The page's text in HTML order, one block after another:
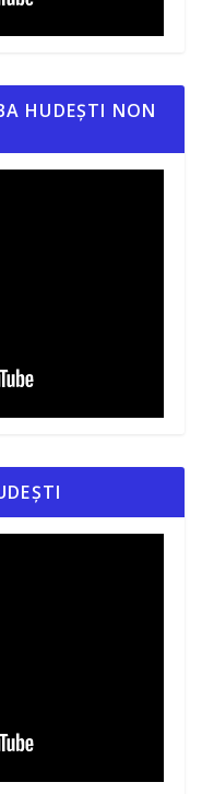
HUDEȘTI NON